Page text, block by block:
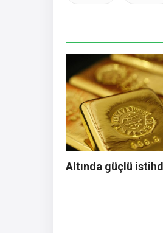
Altında güçlü